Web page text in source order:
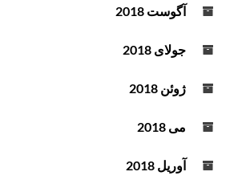
آگوست 2018
جولای 2018
ژوئن 2018
می 2018
آوریل 2018